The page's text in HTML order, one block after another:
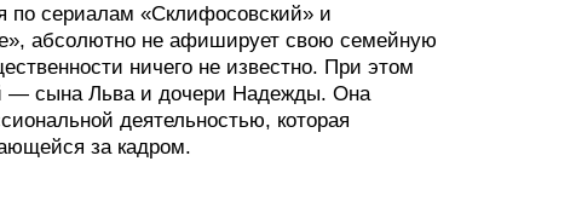
по сериалам «Склифосовский» и
абсолютно не афиширует свою семейную
ничего не известно. При этом
— сына Льва и дочери Надежды. Она
деятельностью, которая
за кадром.